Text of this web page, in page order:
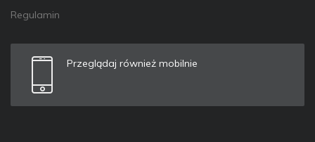
Regulamin
Przeglądaj również mobilnie